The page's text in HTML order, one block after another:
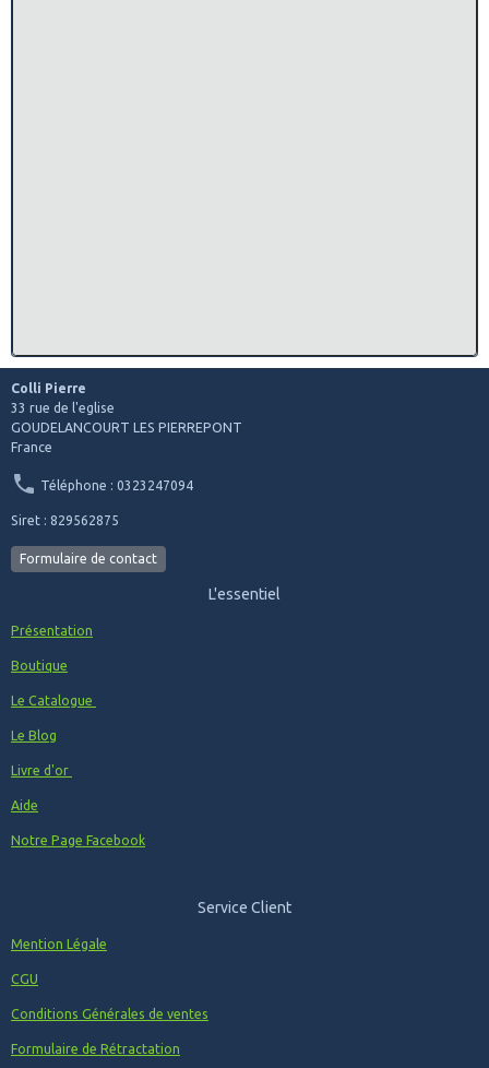
Colli Pierre
33 rue de l'eglise
GOUDELANCOURT LES PIERREPONT
France
Téléphone : 0323247094
Siret : 829562875
Formulaire de contact
L'essentiel
Présentation
Boutique
Le Catalogue
Le Blog
Livre d'or
Aide
Notre Page Facebook
Service Client
Mention Légale
CGU
Conditions Générales de ventes
Formulaire de Rétractation